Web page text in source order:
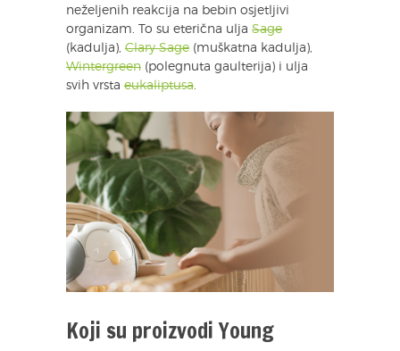
neželjenih reakcija na bebin osjetljivi
organizam. To su eterična ulja Sage
(kadulja), Clary Sage (muškatna kadulja),
Wintergreen (polegnuta gaulterija) i ulja
svih vrsta eukaliptusa.
Koji su proizvodi Young